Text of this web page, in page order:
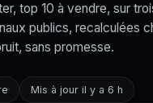
top 10 à vendre, sur
publics, recalculées
sans promesse.
Mis à jour il y a 6 h